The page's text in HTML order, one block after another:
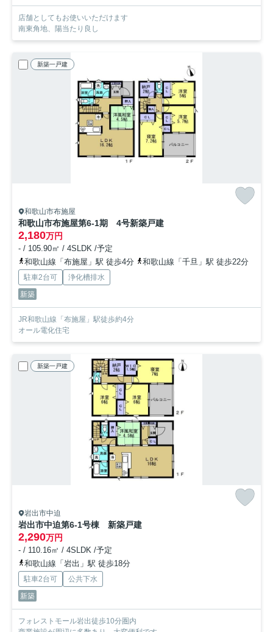
店舗としてもお使いいただけます
南東角地、陽当たり良し
新築一戸建
和歌山市布施屋
和歌山市布施屋第6-1期 4号新築戸建
2,180万円
- / 105.90㎡ / 4SLDK /予定
和歌山線「布施屋」駅 徒歩4分
和歌山線「千旦」駅 徒歩22分
駐車2台可
浄化槽排水
新築
JR和歌山線「布施屋」駅徒歩約4分
オール電化住宅
新築一戸建
岩出市中迫
岩出市中迫第6-1号棟 新築戸建
2,290万円
- / 110.16㎡ / 4SLDK /予定
和歌山線「岩出」駅 徒歩18分
駐車2台可
公共下水
新築
フォレストモール岩出徒歩10分圏内